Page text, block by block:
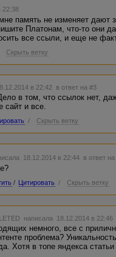
22:38
память не изменяет дают
Платонам, что-то они
все ссыли, и еще не
Скрыть ветку
в 22:42 в ответ на #3
в том, что ссылок нет,
сайт и все.
/ Скрыть ветку
18.12.2014 в 22:44 в ответ
/ Цитировать / Скрыть ветку
написала 18.12.2014 в
немного, все с
проблема?
Хотя в топе яндекса